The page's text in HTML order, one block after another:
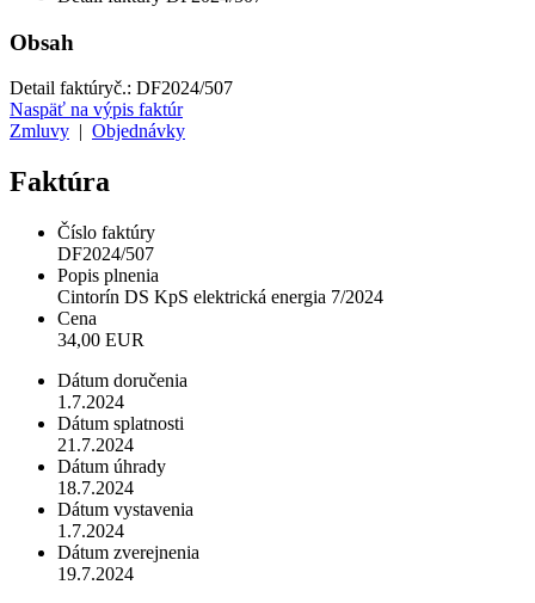
Obsah
Detail faktúryč.: DF2024/507
Naspäť na výpis faktúr
Zmluvy
Objednávky
Faktúra
Číslo faktúry
DF2024/507
Popis plnenia
Cintorín DS KpS elektrická energia 7/2024
Cena
34,00 EUR
Dátum doručenia
1.7.2024
Dátum splatnosti
21.7.2024
Dátum úhrady
18.7.2024
Dátum vystavenia
1.7.2024
Dátum zverejnenia
19.7.2024